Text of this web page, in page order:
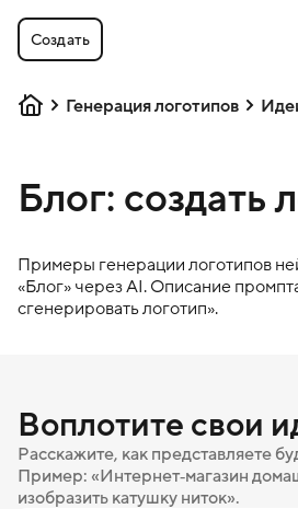
Создать
Генерация логотипов
Блог: создать
Примеры генерации логотипов
«Блог» через AI. Описание
сгенерировать логотип».
Воплотите свои
Расскажите, как представляете
Пример: «Интернет‑магазин
изобразить катушку ниток».